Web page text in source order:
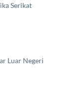
Serikat
Luar Negeri